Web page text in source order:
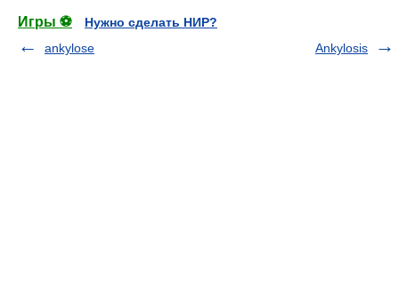
Игры ⚽
Нужно сделать НИР?
ankylose
Ankylosis